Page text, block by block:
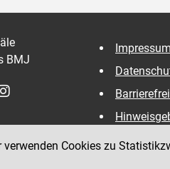
BMJ
Impressum
Cookies zu